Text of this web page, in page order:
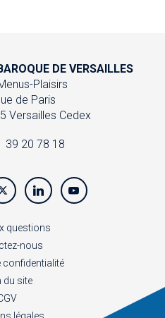
DE VERSAILLES
Plaisirs
de Paris
Versailles Cedex
39 20 78 18
questions
nous
confidentialité
du site